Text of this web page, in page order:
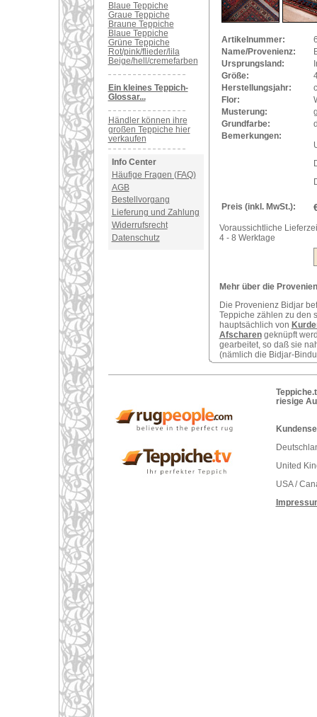
Blaue Teppiche
Graue Teppiche
Braune Teppiche
Blaue Teppiche
Grüne Teppiche
Rot/pink/flieder/lila
Beige/hell/cremefarben
Ein kleines Teppich-
Glossar...
Händler können ihre
großen Teppiche hier
verkaufen
Info Center
Häufige Fragen (FAQ)
AGB
Bestellvorgang
Lieferung und Zahlung
Widerrufsrecht
Datenschutz
Artikelnummer:
Name/Provenienz:
Ursprungsland:
Größe:
Herstellungsjahr:
Flor:
Musterung:
Grundfarbe:
Bemerkungen:
Preis (inkl. MwSt.):
Voraussichtliche
4 - 8 Werktage
Mehr über die
Die Provenienz Bidjar
Teppiche zählen zu den
hauptsächlich von
Afscharengeknüpft
gearbeitet, so daß sie
(nämlich die Bidjar-
riesige
United
USA /